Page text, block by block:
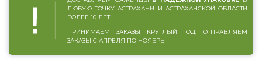
ЛЮБУЮ ТОЧКУ АСТРАХАНИ И АСТРАХАНСКОЙ ОБЛАСТИ
БОЛЕЕ 10 ЛЕТ.
ПРИНИМАЕМ ЗАКАЗЫ КРУГЛЫЙ ГОД, ОТПРАВЛЯЕМ
ЗАКАЗЫ С АПРЕЛЯ ПО НОЯБРЬ